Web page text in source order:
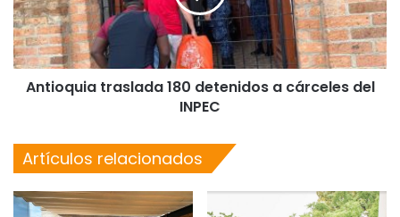
Antioquia traslada 180 detenidos a cárceles del
INPEC
Artículos relacionados